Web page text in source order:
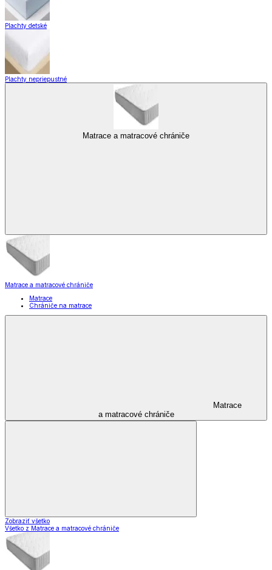
Plachty detské
Plachty nepriepustné
Matrace a matracové chrániče
Matrace a matracové chrániče
Matrace
Chrániče na matrace
Matrace
a matracové chrániče
Zobraziť všetko
Všetko z Matrace a matracové chrániče